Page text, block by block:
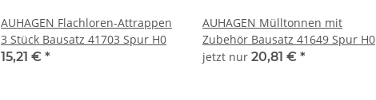
AUHAGEN Flachloren-Attrappen
3 Stück Bausatz 41703 Spur H0
15,21 € *
AUHAGEN Mülltonnen mit
Zubehör Bausatz 41649 Spur H0
jetzt nur 20,81 € *